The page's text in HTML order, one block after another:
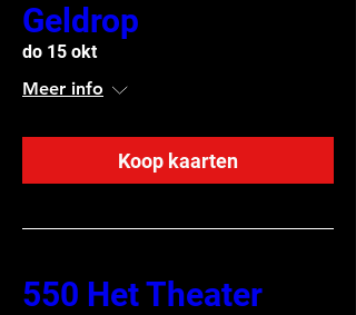
Geldrop
do 15 okt
Meer info
Koop kaarten
550 Het Theater